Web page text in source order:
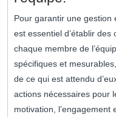
Pour garantir une gestion
est essentiel d’établir
chaque membre de
spécifiques et
de ce qui est attendu
actions nécessaires pour
motivation, l’engagement